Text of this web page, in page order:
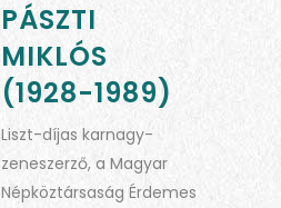
PÁSZTI
MIKLÓS
(1928-1989)
Liszt-díjas karnagy-
zeneszerző, a Magyar
Népköztársaság Érdemes